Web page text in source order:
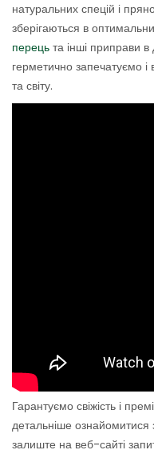
натуральних спецій і
зберігаються в
перець та інші приправи
герметично запечатуємо і
та світу.
Гарантуємо свіжість і
детальніше
залиште на веб-сайті